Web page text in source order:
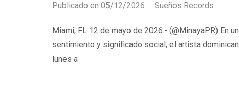
Publicado en 05/12/2026 Sueños Records
Miami, FL 12 de mayo de 2026.- (@MinayaPR) En
sentimiento y significado social, el artista
lunes a